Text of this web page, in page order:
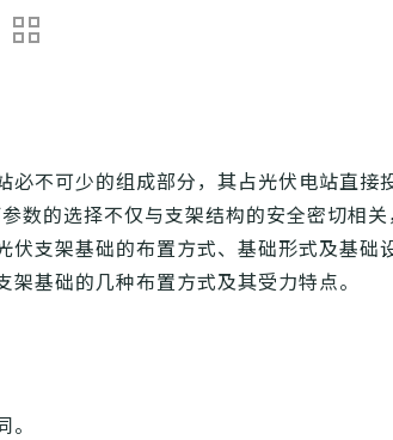
不可少的组成部分，其占光伏电站直接
数的选择不仅与支架结构的安全密切相关
支架基础的布置方式、基础形式及基础
基础的几种布置方式及其受力特点。